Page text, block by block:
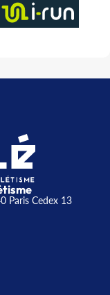
Paris Cedex 13